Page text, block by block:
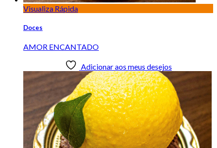
Visualiza Rápida
Doces
AMOR ENCANTADO
Adicionar aos meus desejos